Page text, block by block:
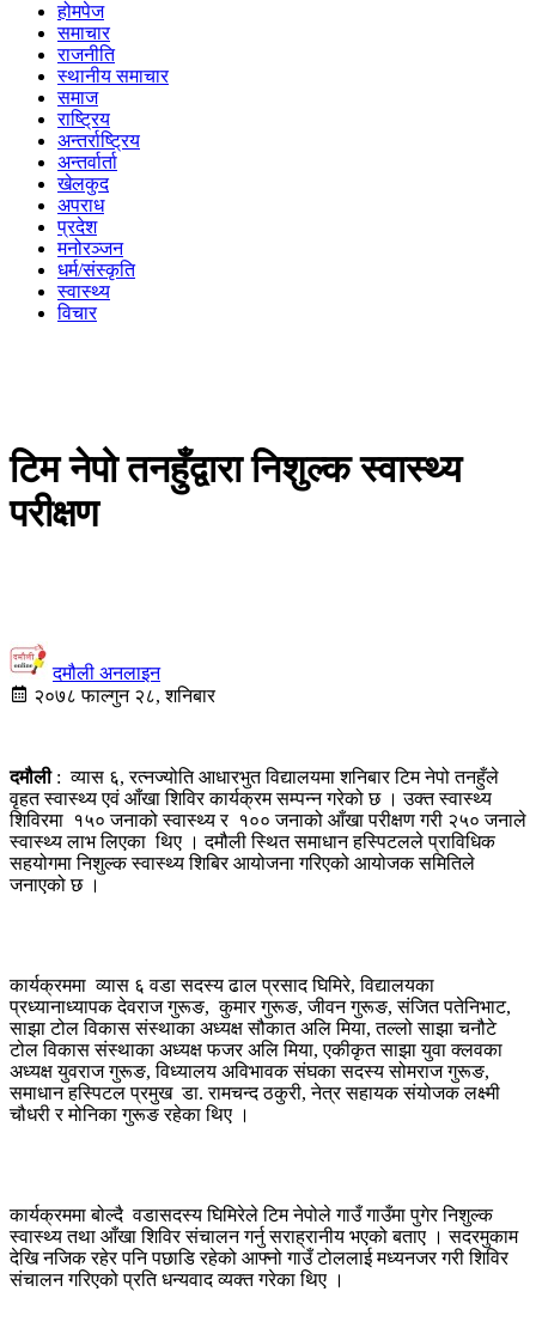
होमपेज
समाचार
राजनीति
स्थानीय समाचार
समाज
राष्ट्रिय
अन्तर्राष्ट्रिय
अन्तर्वार्ता
खेलकुद
अपराध
प्रदेश
मनोरञ्जन
धर्म/संस्कृति
स्वास्थ्य
विचार
टिम नेपो तनहुँद्वारा निशुल्क स्वास्थ्य
परीक्षण
दमौली अनलाइन
२०७८ फाल्गुन २८, शनिबार
दमौली: व्यास ६, रत्नज्योति आधारभुत विद्यालयमा शनिबार टिम नेपो तनहुँले
वृहत स्वास्थ्य एवं आँखा शिविर कार्यक्रम सम्पन्न गरेको छ । उक्त स्वास्थ्य
शिविरमा १५० जनाको स्वास्थ्य र १०० जनाको आँखा परीक्षण गरी २५० जनाले
स्वास्थ्य लाभ लिएका थिए । दमौली स्थित समाधान हस्पिटलले प्राविधिक
सहयोगमा निशुल्क स्वास्थ्य शिबिर आयोजना गरिएको आयोजक समितिले
जनाएको छ ।
कार्यक्रममा व्यास ६ वडा सदस्य ढाल प्रसाद घिमिरे, विद्यालयका
प्रध्यानाध्यापक देवराज गुरूङ, कुमार गुरूङ, जीवन गुरूङ, संजित पतेनिभाट,
साझा टोल विकास संस्थाका अध्यक्ष सौकात अलि मिया, तल्लो साझा चनौटे
टोल विकास संस्थाका अध्यक्ष फजर अलि मिया, एकीकृत साझा युवा क्लवका
अध्यक्ष युवराज गुरूङ, विध्यालय अविभावक संघका सदस्य सोमराज गुरूङ,
समाधान हस्पिटल प्रमुख डा. रामचन्द ठकुरी, नेत्र सहायक संयोजक लक्ष्मी
चौधरी र मोनिका गुरूङ रहेका थिए ।
कार्यक्रममा बोल्दै वडासदस्य घिमिरेले टिम नेपोले गाउँ गाउँमा पुगेर निशुल्क
स्वास्थ्य तथा आँखा शिविर संचालन गर्नु सराह्रानीय भएको बताए । सदरमुकाम
देखि नजिक रहेर पनि पछाडि रहेको आफ्नो गाउँ टोललाई मध्यनजर गरी शिविर
संचालन गरिएको प्रति धन्यवाद व्यक्त गरेका थिए ।